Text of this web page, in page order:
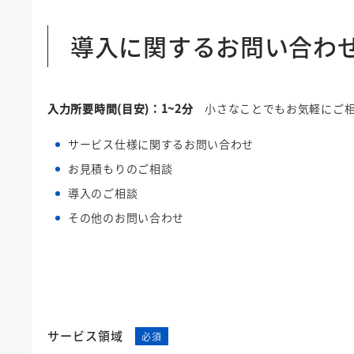
導入に関するお問い合わ
入力所要時間(目安)：1~2分小さなことでもお気軽にご相
サービス仕様に関するお問い合わせ
お見積もりのご相談
導入のご相談
その他のお問い合わせ
サービス領域